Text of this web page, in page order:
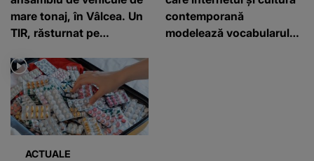
mare tonaj, în Vâlcea. Un
TIR, răsturnat pe
contemporană
modelează vocabularul
ACTUALE